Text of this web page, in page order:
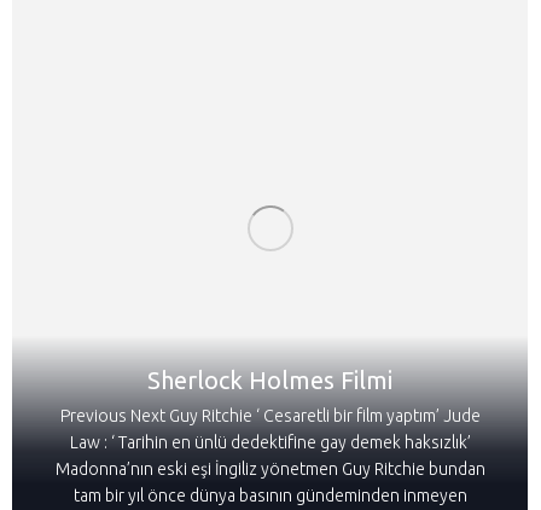
Sherlock Holmes Filmi
Previous Next Guy Ritchie ‘ Cesaretli bir film yaptım’ Jude
Law : ‘ Tarihin en ünlü dedektifine gay demek haksızlık’
Madonna’nın eski eşi İngiliz yönetmen Guy Ritchie bundan
tam bir yıl önce dünya basının gündeminden inmeyen